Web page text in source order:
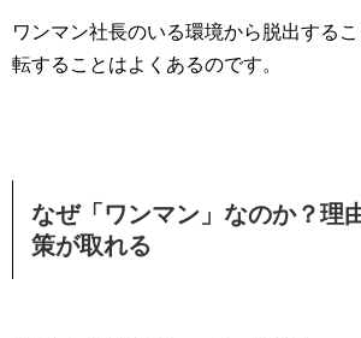
ワンマン社長のいる環境から脱出する
転することはよくあるのです。
なぜ「ワンマン」なのか？理
策が取れる